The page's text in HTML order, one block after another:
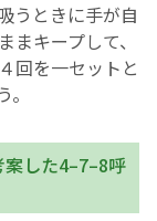
うときに手が自
キープして、
回を一セットと
した4–7–8呼